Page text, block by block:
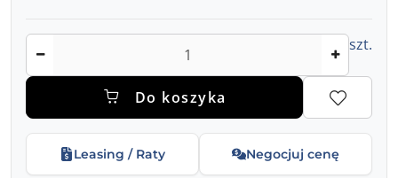
Ilość szt.
Do koszyka
Leasing / Raty Negocjuj cenę